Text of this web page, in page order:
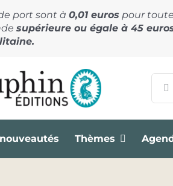
port sont à 0,01 euros pour toute
supérieure ou égale à 45
Thèmes